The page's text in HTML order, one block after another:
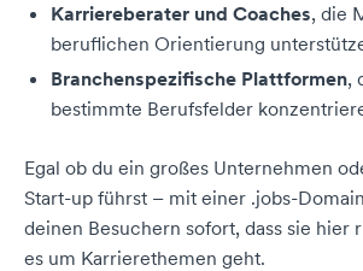
Karriereberater und Coaches, die
beruflichen Orientierung
Branchenspezifische Plattformen,
bestimmte Berufsfelder
Egal ob du ein großes Unternehmen
Start-up führst – mit einer .jobs-
deinen Besuchern sofort, dass sie hier
es um Karrierethemen geht.